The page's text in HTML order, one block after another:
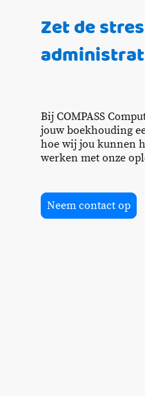
Zet de
Bij COMPASS
jouw boekhouding
hoe wij jou kunnen
werken met onze
Neem contact op